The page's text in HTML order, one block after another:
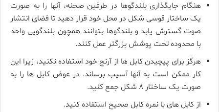
هنگام جایگذاری بلندگوها در طرفین صحنه، آنها را به صورت
یک ساختار قوسی شکل در محل خود قرار دهید تا فضای انتشار
صوت گسترش یابد و بلندگوها بتوانند همچون بلندگویی واحد
با محدوده تحت پوشش بزرگتر عمل کنند.
هرگز برای پیچیدن کابل ­ها از آرنج خود استفاده نکنید، زیرا این
کار ممکن است به آنها آسیب برساند. در عوض کابل ها را به
صورت یک ساختار ۸ شکل جمع کنید.
از کابل­ های با نمره کابل صحیح استفاده کنید.